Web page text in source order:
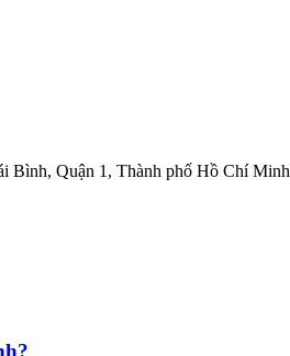
Bình, Quận 1, Thành phố Hồ Chí Minh